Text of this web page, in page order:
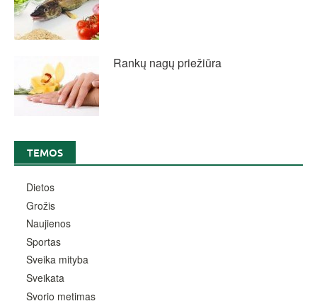
Rankų nagų priežiūra
TEMOS
Dietos
Grožis
Naujienos
Sportas
Sveika mityba
Sveikata
Svorio metimas